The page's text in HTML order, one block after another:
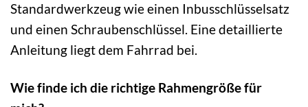
Standardwerkzeug wie einen Inbusschlüsselsatz
und einen Schraubenschlüssel. Eine detaillierte
Anleitung liegt dem Fahrrad bei.
Wie finde ich die richtige Rahmengröße für